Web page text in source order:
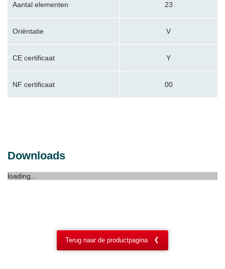
Aantal elementen 23
Oriëntatie V
CE certificaat Y
NF certificaat 00
Downloads
loading...
Terug naar de productpagina